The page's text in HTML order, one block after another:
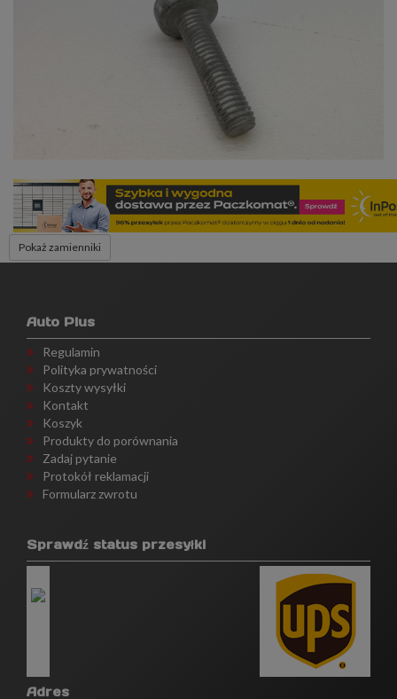
Pokaż zamienniki
Auto Plus
Regulamin
Polityka prywatności
Koszty wysyłki
Kontakt
Koszyk
Produkty do porównania
Zadaj pytanie
Protokół reklamacji
Formularz zwrotu
Sprawdź status przesyłki
Adres